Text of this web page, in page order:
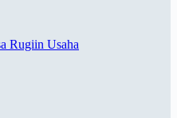
Rugiin Usaha